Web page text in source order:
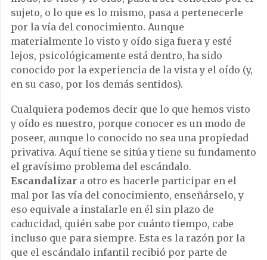
sujeto, o lo que es lo mismo, pasa a pertenecerle
por la vía del conocimiento. Aunque
materialmente lo visto y oído siga fuera y esté
lejos, psicológicamente está dentro, ha sido
conocido por la experiencia de la vista y el oído (y,
en su caso, por los demás sentidos).
Cualquiera podemos decir que lo que hemos visto
y oído es nuestro, porque conocer es un modo de
poseer, aunque lo conocido no sea una propiedad
privativa. Aquí tiene se sitúa y tiene su fundamento
el gravísimo problema del escándalo.
Escandalizar a otro es hacerle participar en el
mal por las vía del conocimiento, enseñárselo, y
eso equivale a instalarle en él sin plazo de
caducidad, quién sabe por cuánto tiempo, cabe
incluso que para siempre. Esta es la razón por la
que el escándalo infantil recibió por parte de